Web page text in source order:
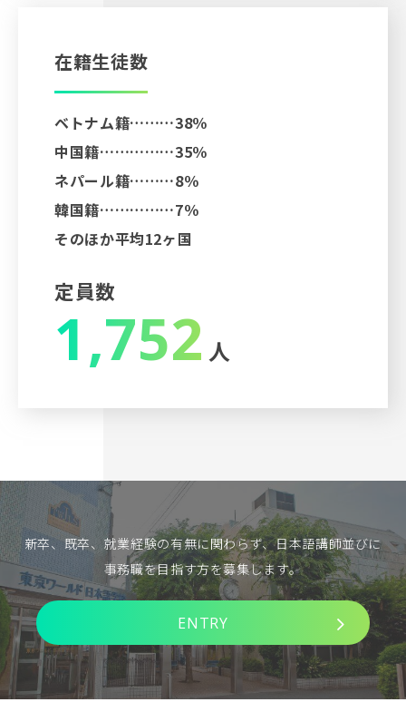
在籍生徒数
ベトナム籍………38％
中国籍……………35％
ネパール籍………8％
韓国籍……………7％
そのほか平均12ヶ国
定員数
1,752 人
新卒、既卒、就業経験の有無に関わらず、日本語講師並びに
事務職を目指す方を募集します。
ENTRY